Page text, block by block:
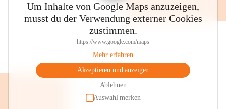
Um Inhalte von Google Maps anzuzeigen,
musst du der Verwendung externer Cookies
zustimmen.
https://www.google.com/maps
Mehr erfahren
Akzeptieren und anzeigen
Ablehnen
Auswahl merken